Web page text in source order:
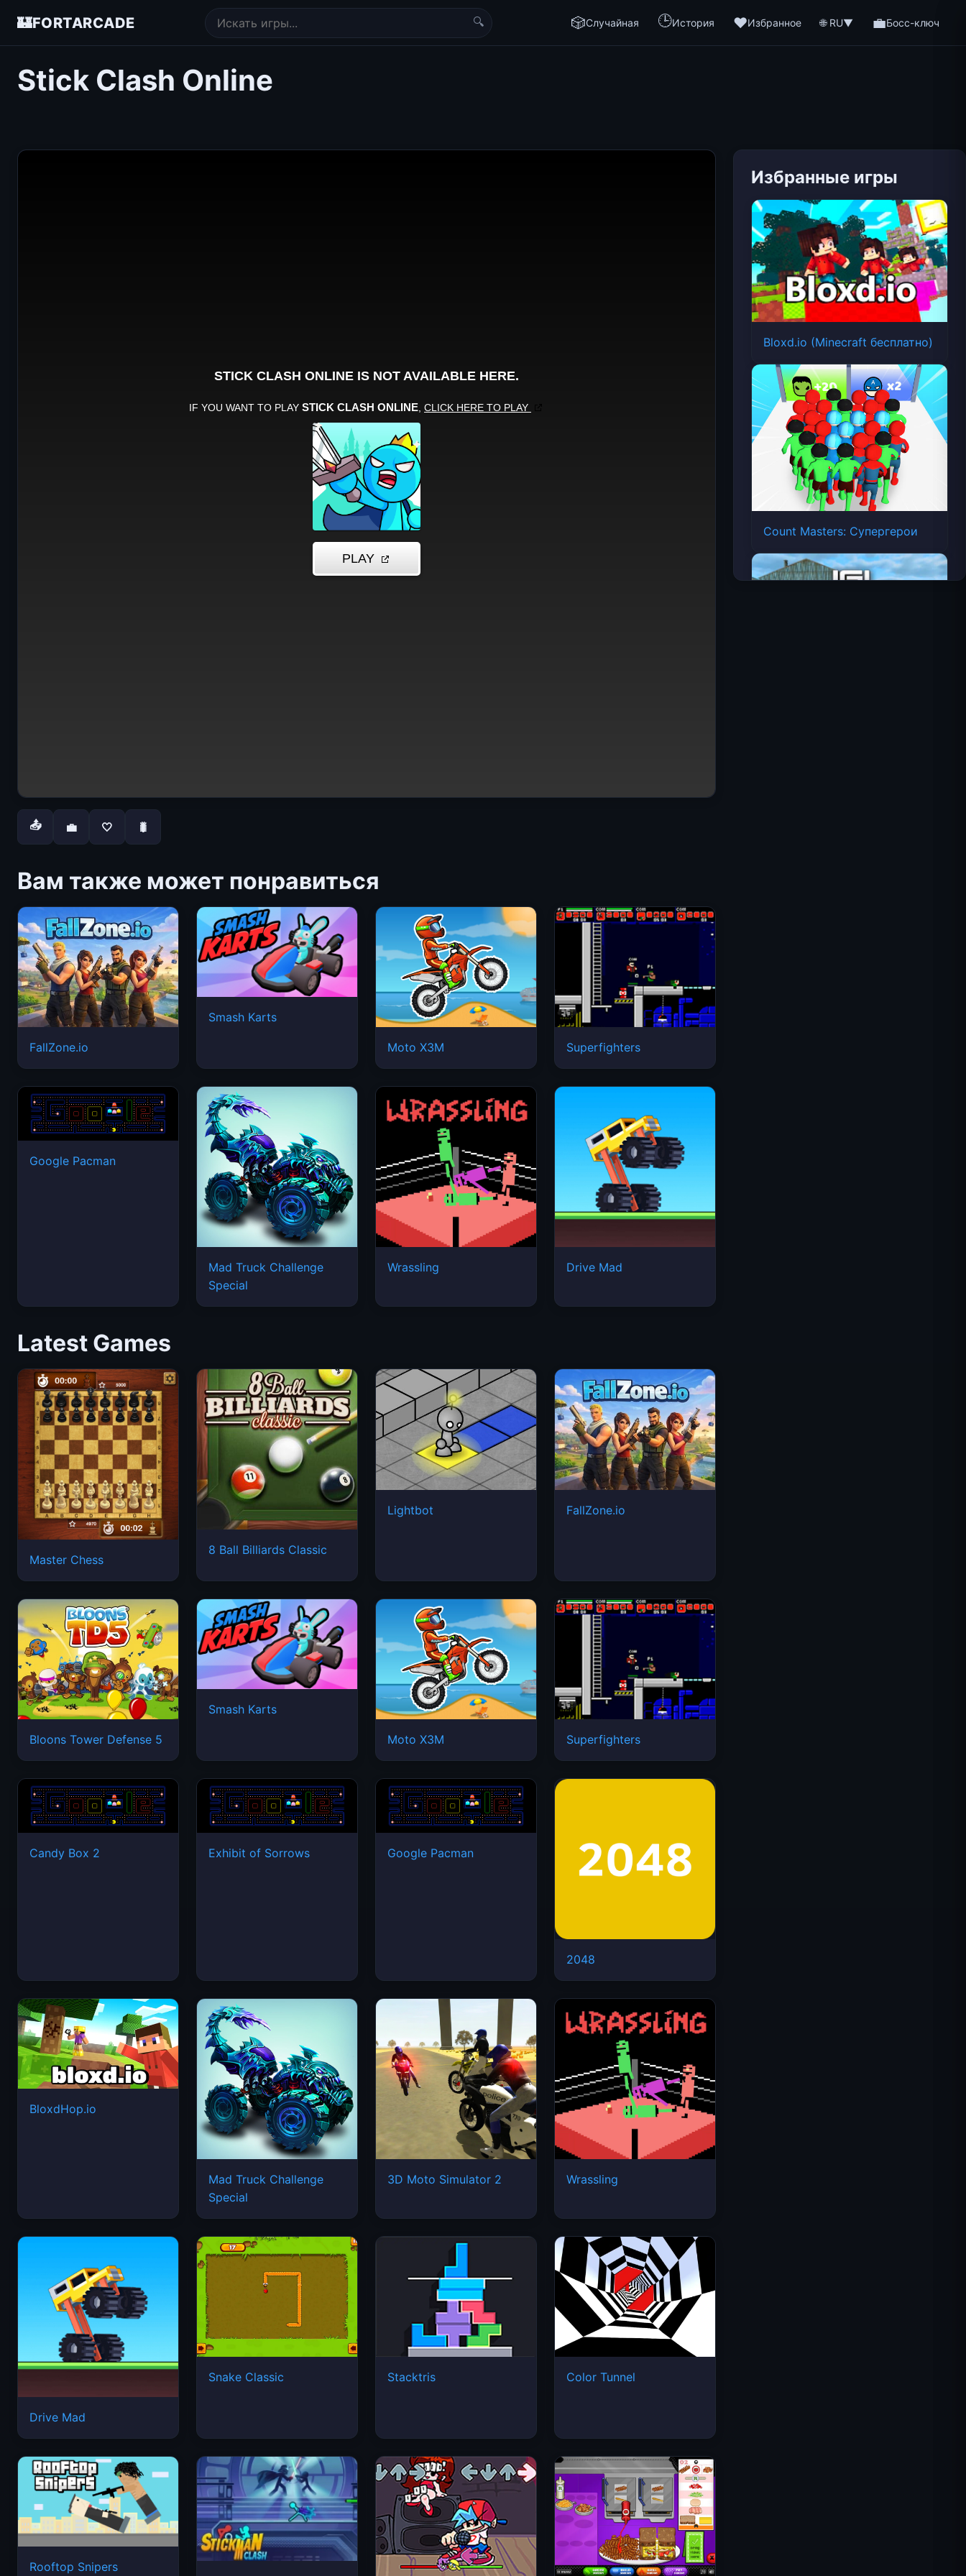
🏰FORTARCADE 🔍 🎲Случайная 🕒История ❤️Избранное 🌐 RU▼ 💼Босс-ключ
Stick Clash Online
📤 💼 🤍 🐛
Вам также может понравиться
FallZone.io
Smash Karts
Moto X3M Superfighters
Google Pacman
Mad Truck Challenge
Special
Wrassling Drive Mad
Latest Games
Master Chess
8 Ball Billiards Classic
Lightbot FallZone.io
Bloons Tower Defense 5
Smash Karts
Moto X3M Superfighters
Candy Box 2 Exhibit of Sorrows Google Pacman
2048
BloxdHop.io
Mad Truck Challenge
Special
3D Moto Simulator 2 Wrassling
Drive Mad
Snake Classic Stacktris Color Tunnel
Rooftop Snipers
Избранные игры
Bloxd.io (Minecraft бесплатно)
Count Masters: Супергерои